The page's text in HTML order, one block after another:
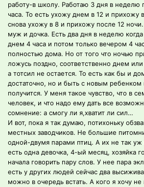
работу-в школу. Работаю 3 дня в неделю
часа. То есть ухожу днем в 12 и прихожу
снова ухожу в 8 и прихожу после 12
муж и дочка. Есть два дня в неделю
днем 4 часа и потом только вечером 4
полностью дома. Но от того что ночью
ложусь поздно, соответственно днем
а тотсил не остается. То есть как бы и
достаточно, но и быть с новым ребенком
получится. У меня такое чувство, что в
человек, и что надо ему дать все
сомнение: а смогу ли я,хватит ли сил…
И вот, пока я так думаю, потихоньку
местных заводчиков. Не большие
одной-двумя парами птиц. А их не так
есть одна девочка, 4-ый месяц, хозяйка
начала говорить пару слов. У нее пара
есть у других людей сейчас два
можно в очередь встать. А кого я хочу